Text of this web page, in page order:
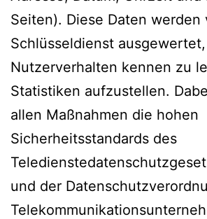
Seiten). Diese Daten werden
Schlüsseldienst
Nutzerverhalten kennen zu
Statistiken aufzustellen.
allen Maßnahmen die hohen
Sicherheitsstandards des
und der